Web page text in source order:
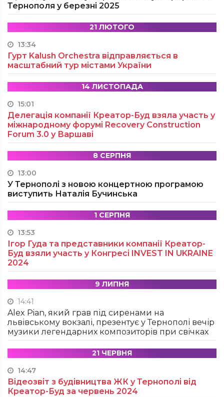
Тернополя у березні 2025
21 ЛЮТОГО
13:34
Гурт Kalush Orchestra відправляється в
масштабний тур містами України
14 ЛИСТОПАДА
15:01
Делегація компанії Креатор-Буд взяла участь у
міжнародному форумі Recovery Construction
Forum 3.0 у Варшаві
8 СЕРПНЯ
13:00
У Тернополі з новою концертною програмою
виступить Наталія Бучинська
1 СЕРПНЯ
13:53
Ігор Гуда та представники компанії Креатор-
Буд взяли участь у Конгресі INVEST IN UKRAINE
2024
9 ЛИПНЯ
14:41
Alex Pian, який грав під сиренами на
львівському вокзалі, презентує у Тернополі вечір
музики легендарних композиторів при свічках
21 ЧЕРВНЯ
14:47
Відеозвіт з будівництва ЖК у Тернополі від
Креатор-Буд за червень 2024